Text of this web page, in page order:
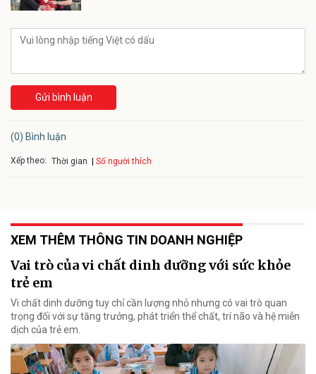
Gửi bình luận
(0) Bình luận
Xếp theo: Thời gian Số người thích
XEM THÊM THÔNG TIN DOANH NGHIỆP
Vai trò của vi chất dinh dưỡng với sức khỏe
trẻ em
Vi chất dinh dưỡng tuy chỉ cần lượng nhỏ nhưng có vai trò quan
trọng đối với sự tăng trưởng, phát triển thể chất, trí não và hệ miễn
dịch của trẻ em.